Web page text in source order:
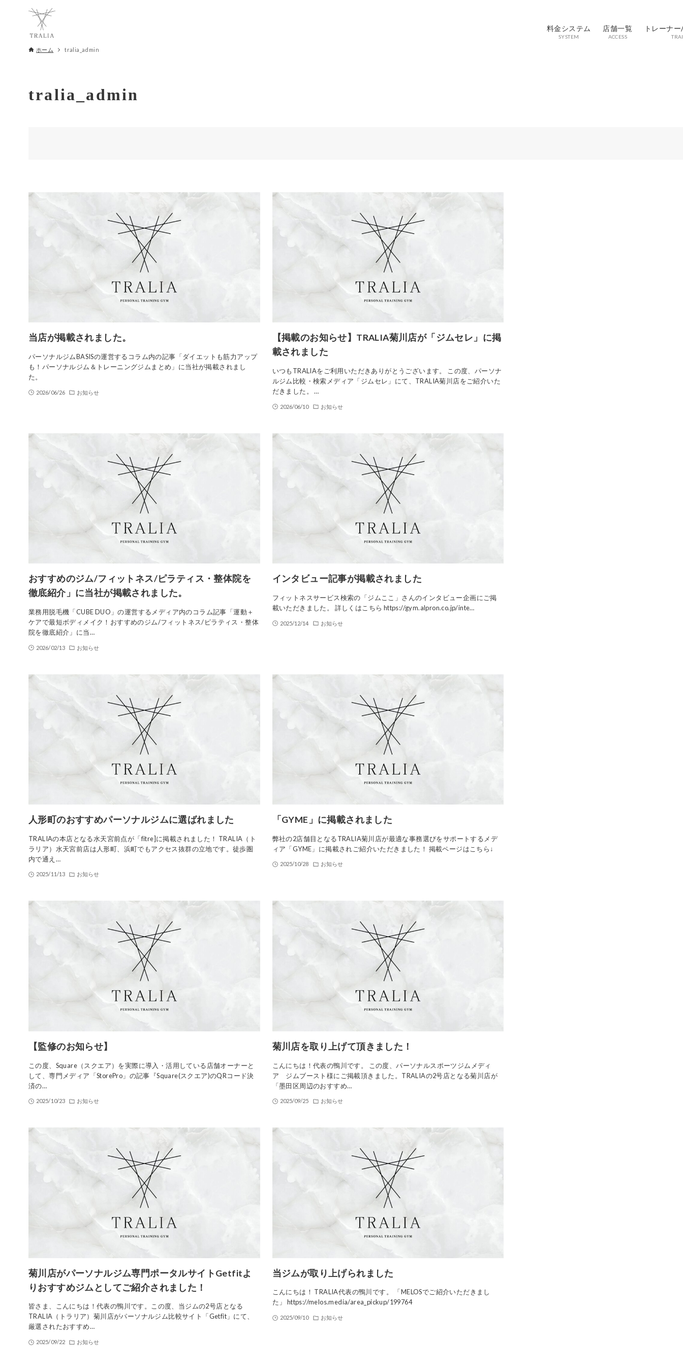
料金システム
SYSTEM
店舗一覧
ACCESS
トレーナ
ホーム tralia_admin
tralia_admin
当店が掲載されました。
パーソナルジムBASISの運営するコラム内の記事「ダイエットも筋力アップ
も！パーソナルジム＆トレーニングジムまとめ」に当社が掲載されまし
た。
2026/06/26 お知らせ
【掲載のお知らせ】TRALIA菊川店が「ジムセレ」に掲
載されました
いつもTRALIAをご利用いただきありがとうございます。 この度、パーソナ
ルジム比較・検索メディア「ジムセレ」にて、TRALIA菊川店をご紹介いた
だきました。 …
2026/06/10 お知らせ
おすすめのジム/フィットネス/ピラティス・整体院を
徹底紹介」に当社が掲載されました。
業務用脱毛機「CUBE DUO」の運営するメディア内のコラム記事「運動＋
ケアで最短ボディメイク！おすすめのジム/フィットネス/ピラティス・整体
院を徹底紹介」に当…
2026/02/13 お知らせ
インタビュー記事が掲載されました
フィットネスサービス検索の「ジムここ」さんのインタビュー企画にご掲
載いただきました。 詳しくはこちら https://gym.alpron.co.jp/inte…
2025/12/14 お知らせ
人形町のおすすめパーソナルジムに選ばれました
TRALIAの本店となる水天宮前点が「fitre]に掲載されました！ TRALIA（ト
ラリア）水天宮前店は人形町、浜町でもアクセス抜群の立地です。徒歩圏
内で通え…
2025/11/13 お知らせ
「GYME」に掲載されました
弊社の2店舗目となるTRALIA菊川店が最適な事務選びをサポートするメデ
ィア「GYME」に掲載されご紹介いただきました！ 掲載ページはこちら↓
2025/10/28 お知らせ
【監修のお知らせ】
この度、Square（スクエア）を実際に導入・活用している店舗オーナーと
して、専門メディア「StorePro」の記事『Square(スクエア)のQRコード決
済の…
2025/10/23 お知らせ
菊川店を取り上げて頂きました！
こんにちは！代表の鴨川です。 この度、パーソナルスポーツジムメディ
ア ジムブースト様にご掲載頂きました。TRALIAの2号店となる菊川店が
「墨田区周辺のおすすめ…
2025/09/25 お知らせ
菊川店がパーソナルジム専門ポータルサイトGetfitよ
りおすすめジムとしてご紹介されました！
皆さま、こんにちは！代表の鴨川です。この度、当ジムの2号店となる
TRALIA（トラリア）菊川店がパーソナルジム比較サイト「Getfit」にて、
厳選されたおすすめ…
2025/09/22 お知らせ
当ジムが取り上げられました
こんにちは！ TRALIA代表の鴨川です。 「MELOSでご紹介いただきまし
た」 https://melos.media/area_pickup/199764
2025/09/10 お知らせ